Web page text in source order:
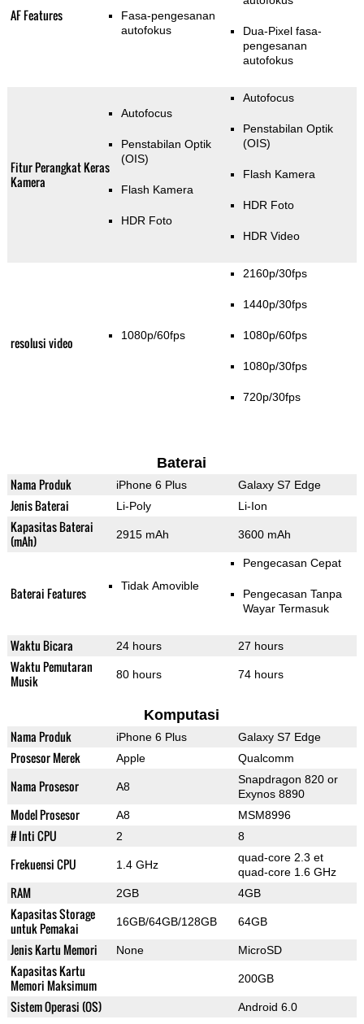
AF Features
Fasa-pengesanan
autofokus
Dua-Pixel fasa-
pengesanan
autofokus
Fitur Perangkat Keras
Kamera
Autofocus
Penstabilan Optik
(OIS)
Flash Kamera
HDR Foto
Autofocus
Penstabilan Optik
(OIS)
Flash Kamera
HDR Foto
HDR Video
resolusi video 1080p/60fps
2160p/30fps
1440p/30fps
1080p/60fps
1080p/30fps
720p/30fps
Baterai
Nama Produk iPhone 6 Plus Galaxy S7 Edge
Jenis Baterai Li-Poly Li-Ion
Kapasitas Baterai
(mAh)
2915 mAh 3600 mAh
Baterai Features Tidak Amovible
Pengecasan Cepat
Pengecasan Tanpa
Wayar Termasuk
Waktu Bicara 24 hours 27 hours
Waktu Pemutaran
Musik
80 hours 74 hours
Komputasi
Nama Produk iPhone 6 Plus Galaxy S7 Edge
Prosesor Merek Apple Qualcomm
Nama Prosesor A8
Snapdragon 820 or
Exynos 8890
Model Prosesor A8 MSM8996
# Inti CPU 2 8
Frekuensi CPU 1.4 GHz
quad-core 2.3 et
quad-core 1.6 GHz
RAM 2GB 4GB
Kapasitas Storage
untuk Pemakai
16GB/64GB/128GB 64GB
Jenis Kartu Memori None MicroSD
Kapasitas Kartu
Memori Maksimum
200GB
Sistem Operasi (OS) Android 6.0